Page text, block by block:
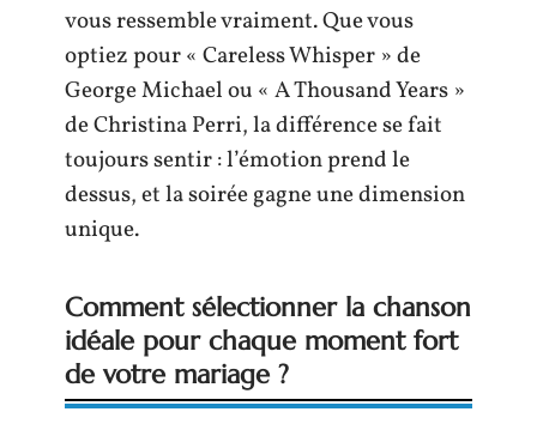
vous ressemble vraiment. Que vous
optiez pour « Careless Whisper » de
George Michael ou « A Thousand Years »
de Christina Perri, la différence se fait
toujours sentir : l’émotion prend le
dessus, et la soirée gagne une dimension
unique.
Comment sélectionner la chanson
idéale pour chaque moment fort
de votre mariage ?